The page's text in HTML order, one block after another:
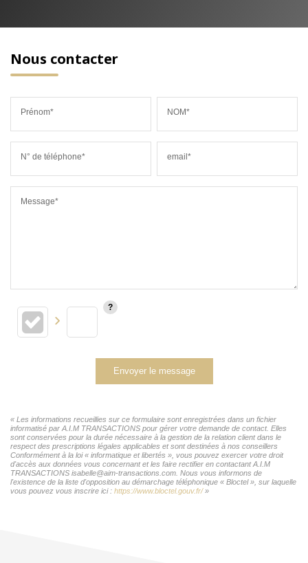
Nous contacter
Prénom* NOM*
N° de téléphone* email*
Message*
Envoyer le message
« Les informations recueillies sur ce formulaire sont enregistrées dans un fichier
informatisé par A.I.M TRANSACTIONS pour gérer votre demande de contact. Elles
sont conservées pour la durée nécessaire à la gestion de la relation client dans le
respect des prescriptions légales applicables et sont destinées à nos conseillers
Conformément à la loi « informatique et libertés », vous pouvez exercer votre droit
d'accès aux données vous concernant et les faire rectifier en contactant A.I.M
TRANSACTIONS isabelle@aim-transactions.com. Nous vous informons de
l'existence de la liste d'opposition au démarchage téléphonique « Bloctel », sur laquelle
vous pouvez vous inscrire ici : https://www.bloctel.gouv.fr/»